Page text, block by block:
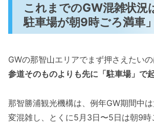
これまでのGW混雑状況
駐車場が朝9時ごろ満車
GWの那智山エリアでまず押さえたいの
参道そのものよりも先に「駐車場」で
那智勝浦観光機構は、例年GW期間中
変混雑し、とくに5月3日〜5日は朝9時